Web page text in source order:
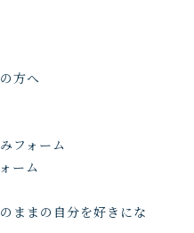
方へ
フォーム
ーム
ままの自分を好きにな